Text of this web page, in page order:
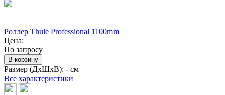
Роллер Thule Professional 1100mm
Цена:
По запросу
В корзину
Размер (ДхШхВ): - см
Все характеристики